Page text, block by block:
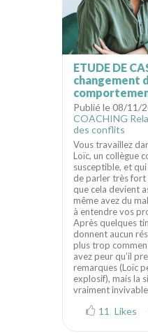
ETUDE DE
changement
Publié le 08/11/
COACHING
des conflits
Vous travaillez
Loïc, un collègue
susceptible, et
de parler très fort
que cela devient
même avez du
à entendre vos
Après quelques
donnent aucun
plus trop
avez peur qu’il
remarques (Loïc
explosif), mais la
vraiment
11 Likes